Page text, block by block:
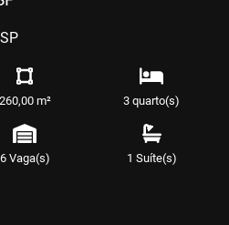
260,00 m² 3 quarto(s)
6 Vaga(s) 1 Suíte(s)